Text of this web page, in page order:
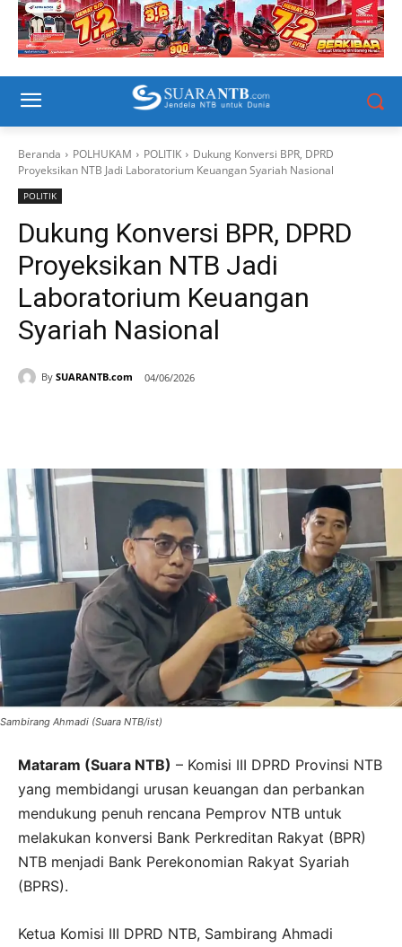
Beranda POLHUKAM POLITIK
Dukung Konversi BPR, DPRD
Proyeksikan NTB Jadi Laboratorium Keuangan Syariah Nasional
POLITIK
Dukung Konversi BPR, DPRD
Proyeksikan NTB Jadi
Laboratorium Keuangan
Syariah Nasional
By SUARANTB.com 04/06/2026
Sambirang Ahmadi (Suara NTB/ist)
Mataram (Suara NTB) – Komisi III DPRD Provinsi NTB
yang membidangi urusan keuangan dan perbankan
mendukung penuh rencana Pemprov NTB untuk
melakukan konversi Bank Perkreditan Rakyat (BPR)
NTB menjadi Bank Perekonomian Rakyat Syariah
(BPRS).
Ketua Komisi III DPRD NTB, Sambirang Ahmadi